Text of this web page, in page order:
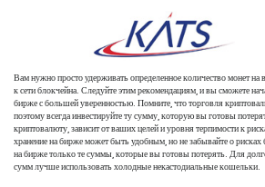
Вам нужно просто удерживать определенное количество монет
к сети блокчейна. Следуйте этим рекомендациям, и вы сможете
бирже с большей уверенностью. Помните, что торговля
поэтому всегда инвестируйте ту сумму, которую вы готовы
криптовалюту, зависит от ваших целей и уровня терпимости к
хранение на бирже может быть удобным, но не забывайте о рисках
на бирже только те суммы, которые вы готовы потерять. Для
сумм лучше использовать холодные некастодиальные кошельки.